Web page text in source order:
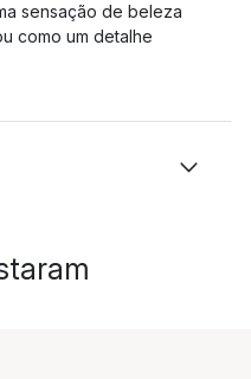
sensação de beleza
como um detalhe